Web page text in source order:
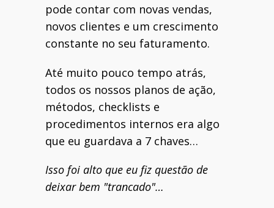
pode contar com novas vendas,
novos clientes e um crescimento
constante no seu faturamento.
Até muito pouco tempo atrás,
todos os nossos planos de ação,
métodos, checklists e
procedimentos internos era algo
que eu guardava a 7 chaves…
Isso foi alto que eu fiz questão de
deixar bem "trancado"…